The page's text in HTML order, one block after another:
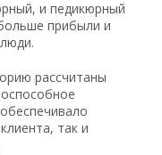
и педикюрный
прибыли и
рассчитаны
так и